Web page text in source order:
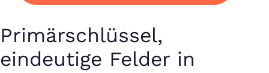
Primärschlüssel,
eindeutige Felder in